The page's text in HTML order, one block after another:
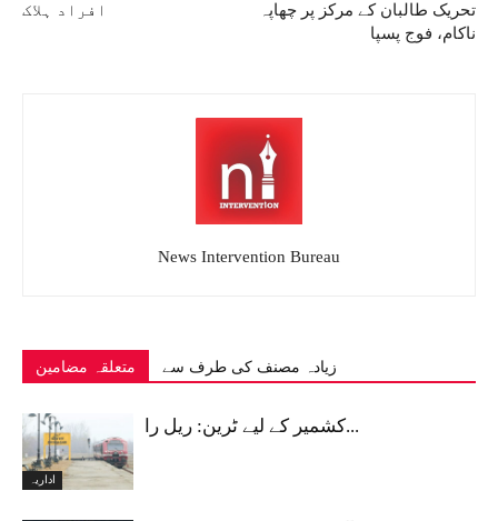
افراد ہلاک
تحریک طالبان کے مرکز پر چھاپہ
ناکام، فوج پسپا
News Intervention Bureau
متعلقہ مضامین زیادہ مصنف کی طرف سے
اداریہ
کشمیر کے لیے ٹرین: ریل را...